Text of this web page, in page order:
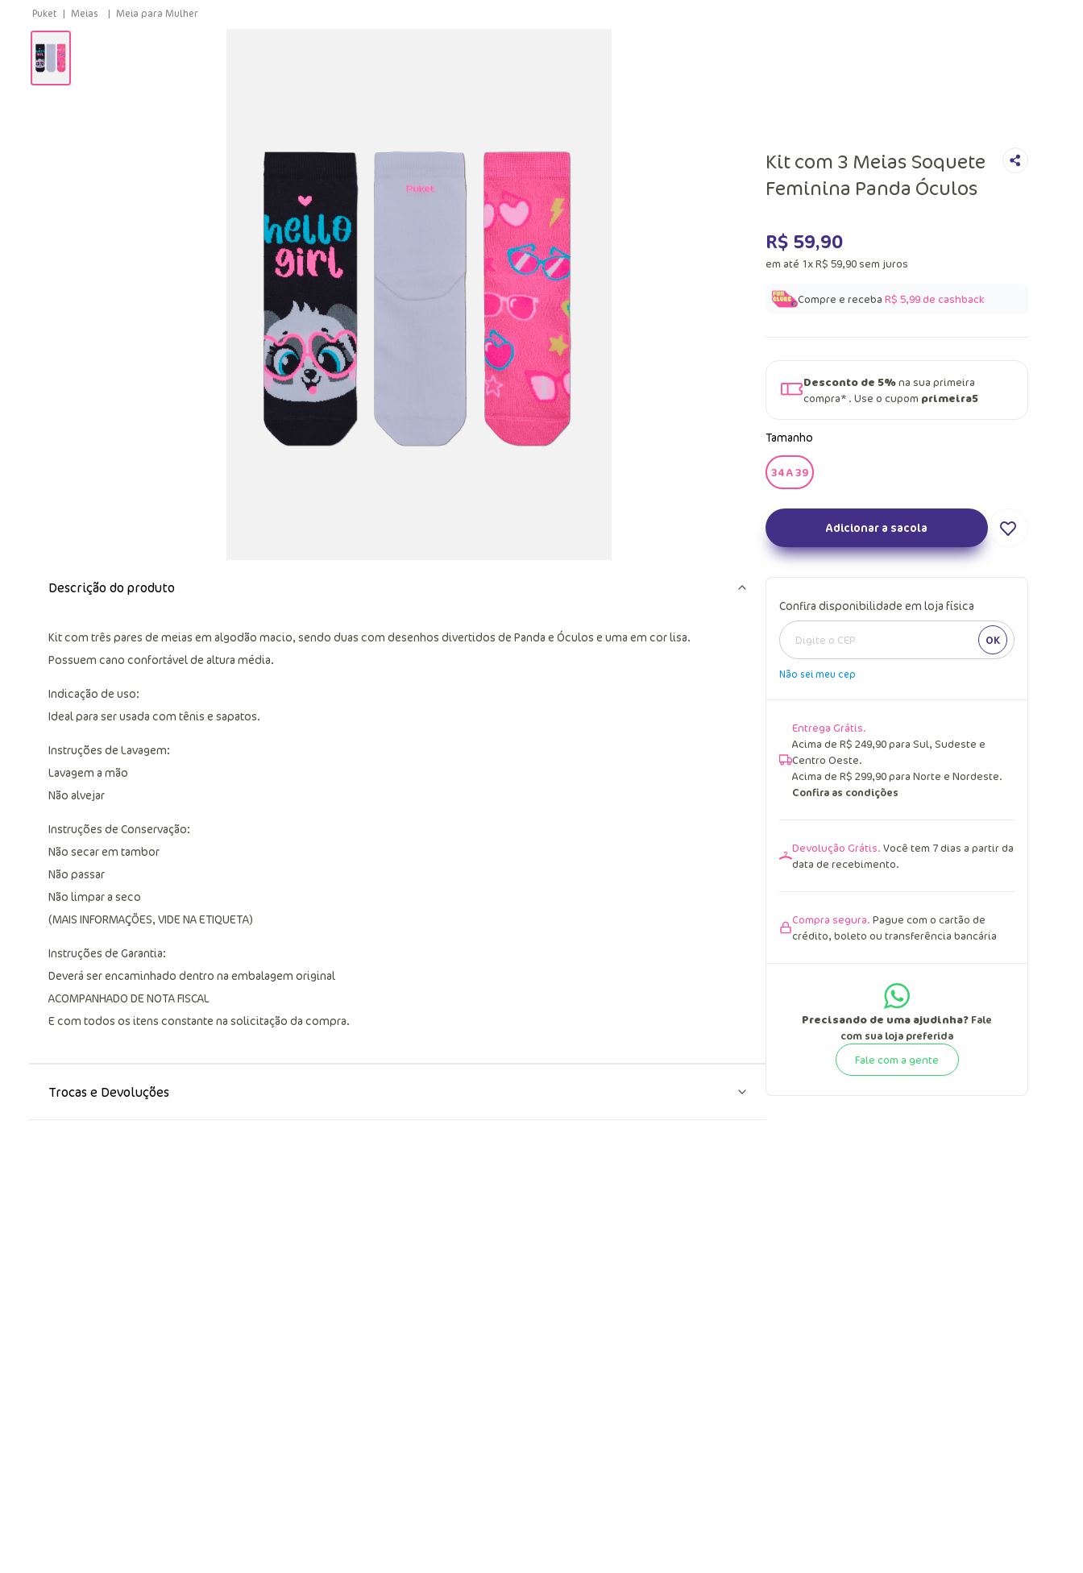
Meias Meia para Mulher
Descrição do produto
Kit com três pares de meias em algodão macio, sendo duas com desenhos divertidos de Panda e Óculos e uma em cor lisa.
Possuem cano confortável de altura média.
Indicação de uso:
Ideal para ser usada com tênis e sapatos.
Instruções de Lavagem:
Lavagem a mão
Não alvejar
Instruções de Conservação:
Não secar em tambor
Não passar
Não limpar a seco
(MAIS INFORMAÇÕES, VIDE NA ETIQUETA)
Instruções de Garantia:
Deverá ser encaminhado dentro na embalagem original
ACOMPANHADO DE NOTA FISCAL
E com todos os itens constante na solicitação da compra.
Trocas e Devoluções
Kit com 3 Meias Soquete
Feminina Panda Óculos
R$ 59,90
em até 1xR$ 59,90 sem juros
Compre e receba R$ 5,99de cashback
Desconto de 5%na sua primeira
compra* . Use o cupom primeira5
Tamanho
34 A 39
Adicionar a sacola
Confira disponibilidade em loja física
OK
Não sei meu cep
Entrega Grátis.
Acima de R$ 249,90 para Sul, Sudeste e
Centro Oeste.
Acima de R$ 299,90 para Norte e Nordeste.
Confira as condições
Devolução Grátis. Você tem 7 dias a partir da
data de recebimento.
Compra segura. Pague com o cartão de
crédito, boleto ou transferência bancária
Precisando de uma ajudinha? Fale
com sua loja preferida
Fale com a gente